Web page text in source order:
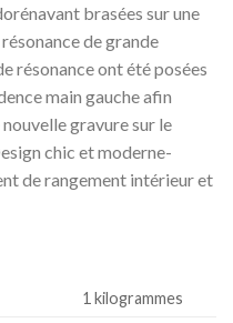
brasées sur une
de grande
résonance ont été posées
main gauche afin
gravure sur le
chic et moderne-
de rangement intérieur et
‎1 kilogrammes